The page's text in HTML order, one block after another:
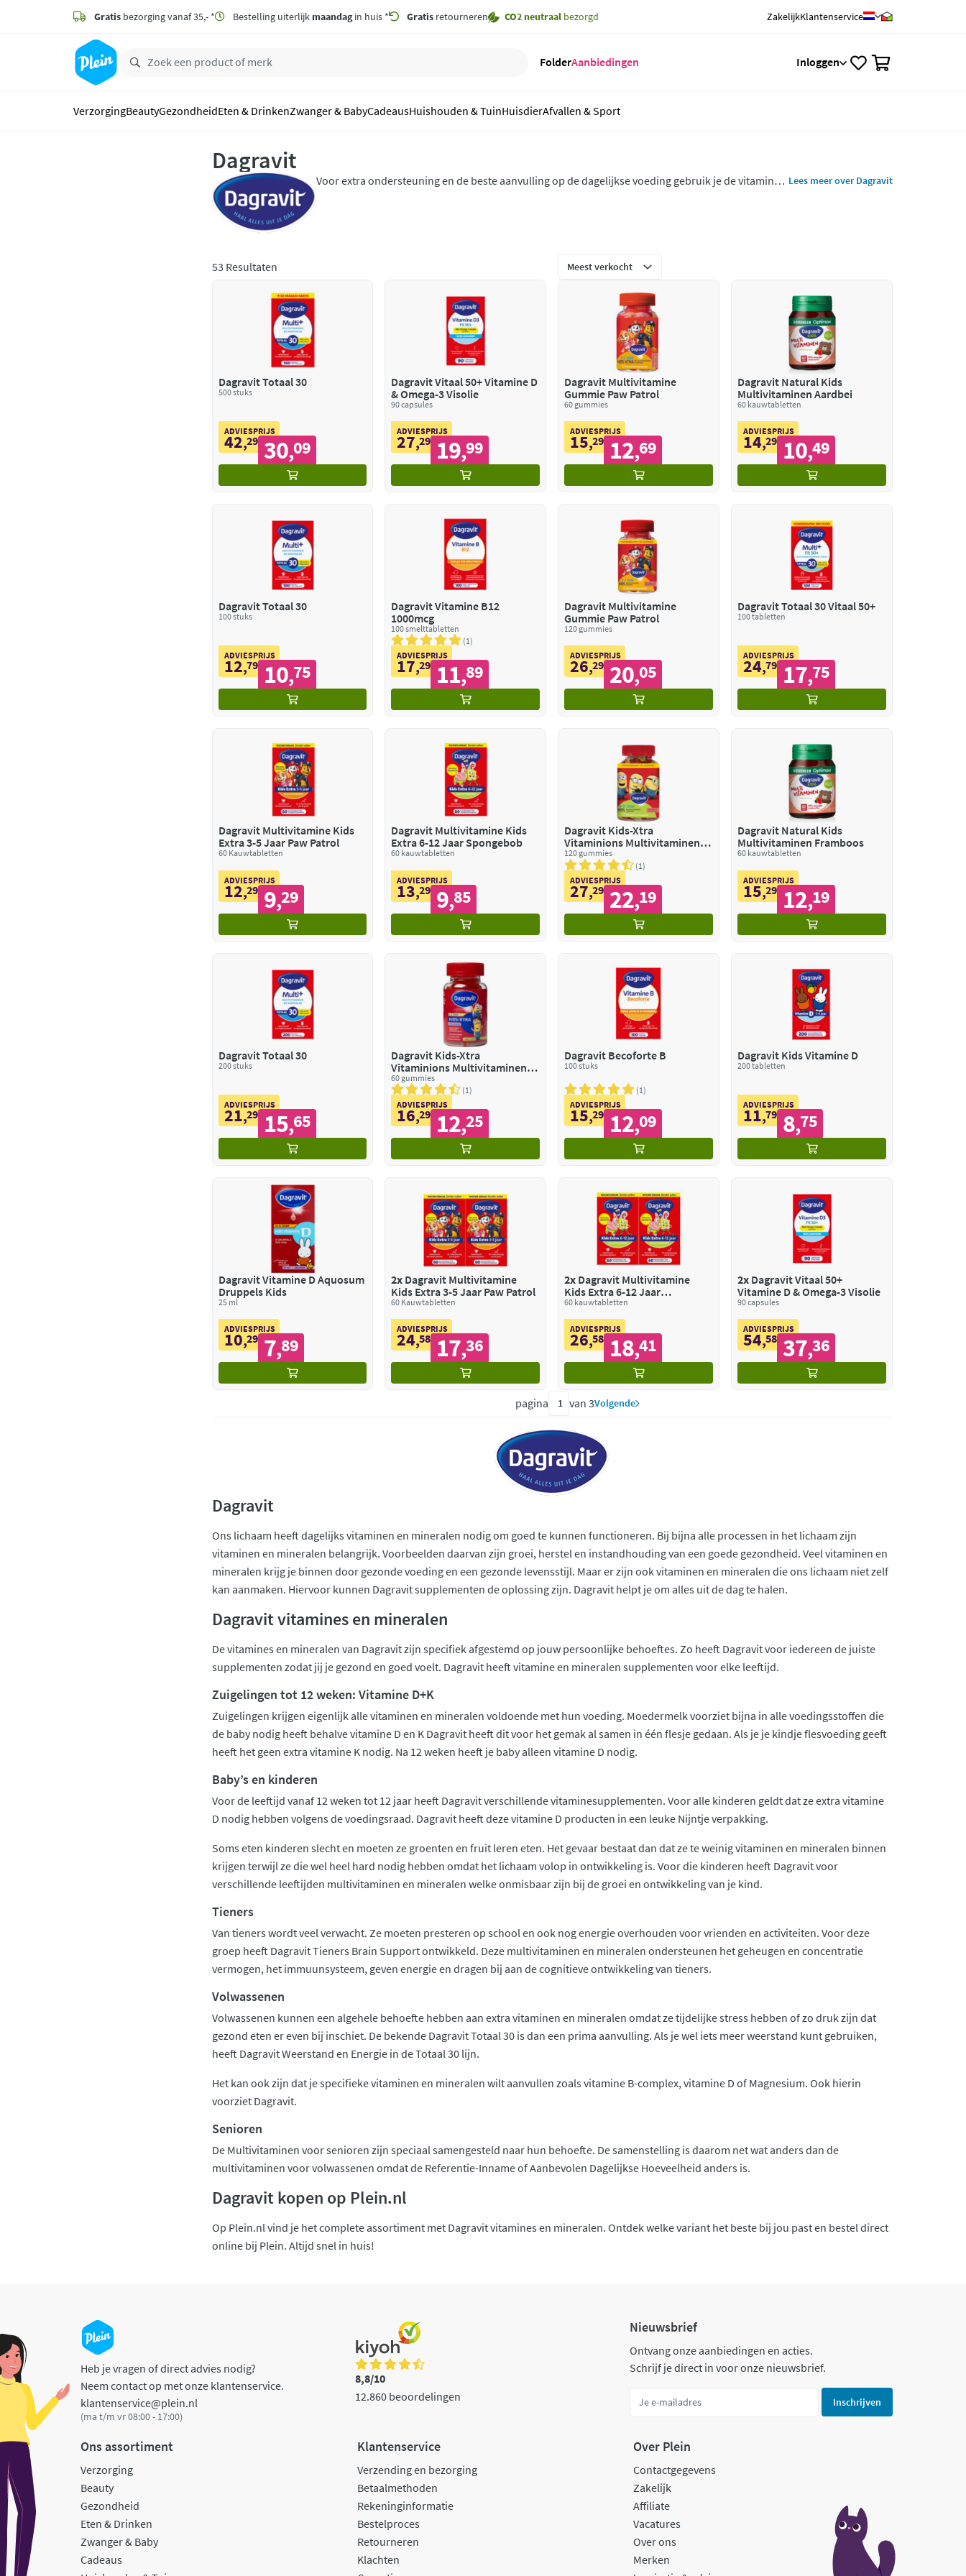
zoeken
hoofdinhoud
Gratis bezorging vanaf 35,- * Bestelling uiterlijk maandagin huis * Gratis retourneren CO2 neutraal bezorgd ZakelijkKlantenservice
FolderAanbiedingen Inloggen
VerzorgingBeautyGezondheidEten & DrinkenZwanger & BabyCadeausHuishouden & TuinHuisdierAfvallen & Sport
Dagravit
Voor extra ondersteuning en de beste aanvulling op de dagelijkse voeding gebruik je de vitamines
en mineralen van Dagravit. Dagravit helpt je om alles uit de dag te halen.
Lees meer over Dagravit
53 Resultaten
Dagravit Totaal 30
500 stuks
ADVIESPRIJS
42,29 30,09
Dagravit Vitaal 50+ Vitamine D
& Omega-3 Visolie
90 capsules
ADVIESPRIJS
27,29 19,99
Dagravit Multivitamine
Gummie Paw Patrol
60 gummies
ADVIESPRIJS
15,29 12,69
Dagravit Natural Kids
Multivitaminen Aardbei
60 kauwtabletten
ADVIESPRIJS
14,29 10,49
Dagravit Totaal 30
100 stuks
ADVIESPRIJS
12,79 10,75
Dagravit Vitamine B12
1000mcg
100 smelttabletten
1
ADVIESPRIJS
17,29 11,89
Dagravit Multivitamine
Gummie Paw Patrol
120 gummies
ADVIESPRIJS
26,29 20,05
Dagravit Totaal 30 Vitaal 50+
100 tabletten
ADVIESPRIJS
24,79 17,75
Dagravit Multivitamine Kids
Extra 3-5 Jaar Paw Patrol
60 Kauwtabletten
ADVIESPRIJS
12,29 9,29
Dagravit Multivitamine Kids
Extra 6-12 Jaar Spongebob
60 kauwtabletten
ADVIESPRIJS
13,29 9,85
Dagravit Kids-Xtra
Vitaminions Multivitaminen 6-
12 jaar
120 gummies
1
ADVIESPRIJS
27,29 22,19
Dagravit Natural Kids
Multivitaminen Framboos
60 kauwtabletten
ADVIESPRIJS
15,29 12,19
Dagravit Totaal 30
200 stuks
ADVIESPRIJS
21,29 15,65
Dagravit Kids-Xtra
Vitaminions Multivitaminen 6-
12 jaar
60 gummies
1
ADVIESPRIJS
16,29 12,25
Dagravit Becoforte B
100 stuks
1
ADVIESPRIJS
15,29 12,09
Dagravit Kids Vitamine D
200 tabletten
ADVIESPRIJS
11,79 8,75
Dagravit Vitamine D Aquosum
Druppels Kids
25 ml
ADVIESPRIJS
10,29 7,89
2x Dagravit Multivitamine
Kids Extra 3-5 Jaar Paw Patrol
60 Kauwtabletten
ADVIESPRIJS
24,58 17,36
2x Dagravit Multivitamine
Kids Extra 6-12 Jaar
Spongebob
60 kauwtabletten
ADVIESPRIJS
26,58 18,41
2x Dagravit Vitaal 50+
Vitamine D & Omega-3 Visolie
90 capsules
ADVIESPRIJS
54,58 37,36
pagina van 3Volgende
Dagravit
Ons lichaam heeft dagelijks vitaminen en mineralen nodig om goed te kunnen functioneren. Bij bijna alle processen in het lichaam zijn
vitaminen en mineralen belangrijk. Voorbeelden daarvan zijn groei, herstel en instandhouding van een goede gezondheid. Veel vitaminen en
mineralen krijg je binnen door gezonde voeding en een gezonde levensstijl. Maar er zijn ook vitaminen en mineralen die ons lichaam niet zelf
kan aanmaken. Hiervoor kunnen Dagravit supplementen de oplossing zijn. Dagravit helpt je om alles uit de dag te halen.
Dagravit vitamines en mineralen
De vitamines en mineralen van Dagravit zijn specifiek afgestemd op jouw persoonlijke behoeftes. Zo heeft Dagravit voor iedereen de juiste
supplementen zodat jij je gezond en goed voelt. Dagravit heeft vitamine en mineralen supplementen voor elke leeftijd.
Zuigelingen tot 12 weken: Vitamine D+K
Zuigelingen krijgen eigenlijk alle vitaminen en mineralen voldoende met hun voeding. Moedermelk voorziet bijna in alle voedingsstoffen die
de baby nodig heeft behalve vitamine D en K Dagravit heeft dit voor het gemak al samen in één flesje gedaan. Als je je kindje flesvoeding geeft
heeft het geen extra vitamine K nodig. Na 12 weken heeft je baby alleen vitamine D nodig.
Baby’s en kinderen
Voor de leeftijd vanaf 12 weken tot 12 jaar heeft Dagravit verschillende vitaminesupplementen. Voor alle kinderen geldt dat ze extra vitamine
D nodig hebben volgens de voedingsraad. Dagravit heeft deze vitamine D producten in een leuke Nijntje verpakking.
Soms eten kinderen slecht en moeten ze groenten en fruit leren eten. Het gevaar bestaat dan dat ze te weinig vitaminen en mineralen binnen
krijgen terwijl ze die wel heel hard nodig hebben omdat het lichaam volop in ontwikkeling is. Voor die kinderen heeft Dagravit voor
verschillende leeftijden multivitaminen en mineralen welke onmisbaar zijn bij de groei en ontwikkeling van je kind.
Tieners
Van tieners wordt veel verwacht. Ze moeten presteren op school en ook nog energie overhouden voor vrienden en activiteiten. Voor deze
groep heeft Dagravit Tieners Brain Support ontwikkeld. Deze multivitaminen en mineralen ondersteunen het geheugen en concentratie
vermogen, het immuunsysteem, geven energie en dragen bij aan de cognitieve ontwikkeling van tieners.
Volwassenen
Volwassenen kunnen een algehele behoefte hebben aan extra vitaminen en mineralen omdat ze tijdelijke stress hebben of zo druk zijn dat
gezond eten er even bij inschiet. De bekende Dagravit Totaal 30 is dan een prima aanvulling. Als je wel iets meer weerstand kunt gebruiken,
heeft Dagravit Weerstand en Energie in de Totaal 30 lijn.
Het kan ook zijn dat je specifieke vitaminen en mineralen wilt aanvullen zoals vitamine B-complex, vitamine D of Magnesium. Ook hierin
voorziet Dagravit.
Senioren
De Multivitaminen voor senioren zijn speciaal samengesteld naar hun behoefte. De samenstelling is daarom net wat anders dan de
multivitaminen voor volwassenen omdat de Referentie-Inname of Aanbevolen Dagelijkse Hoeveelheid anders is.
Dagravit kopen op Plein.nl
Op Plein.nl vind je het complete assortiment met Dagravit vitamines en mineralen. Ontdek welke variant het beste bij jou past en bestel direct
online bij Plein. Altijd snel in huis!
Heb je vragen of direct advies nodig?
Neem contact op met onze klantenservice.
klantenservice@plein.nl
(ma t/m vr 08:00 - 17:00)
8,8/10
12.860 beoordelingen
Nieuwsbrief
Ontvang onze aanbiedingen en acties.
Schrijf je direct in voor onze nieuwsbrief.
Inschrijven
Ons assortiment
Verzorging
Beauty
Gezondheid
Eten & Drinken
Zwanger & Baby
Cadeaus
Klantenservice
Verzending en bezorging
Betaalmethoden
Rekeninginformatie
Bestelproces
Retourneren
Klachten
Over Plein
Contactgegevens
Zakelijk
Affiliate
Vacatures
Over ons
Merken